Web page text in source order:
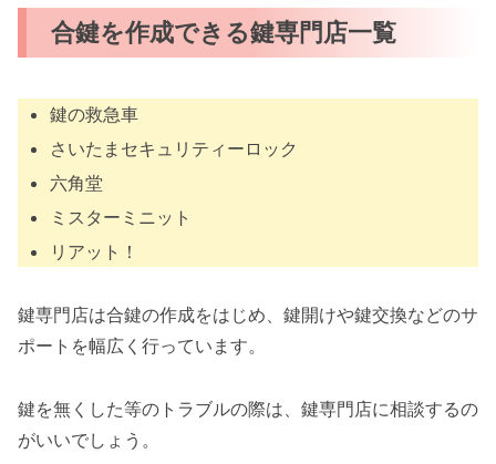
合鍵を作成できる鍵専門店一覧
鍵の救急車
さいたまセキュリティーロック
六角堂
ミスターミニット
リアット！
鍵専門店は合鍵の作成をはじめ、鍵開けや鍵交換などのサ
ポートを幅広く行っています。
鍵を無くした等のトラブルの際は、鍵専門店に相談するの
がいいでしょう。